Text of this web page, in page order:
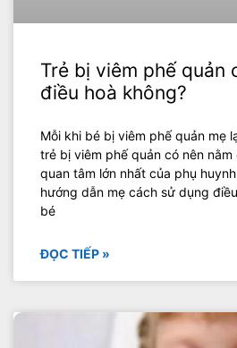
Trẻ bị viêm phế quản
điều hoà không?
Mỗi khi bé bị viêm phế quản mẹ
trẻ bị viêm phế quản có nên nằm
quan tâm lớn nhất của phụ
hướng dẫn mẹ cách sử dụng
bé
ĐỌC TIẾP »